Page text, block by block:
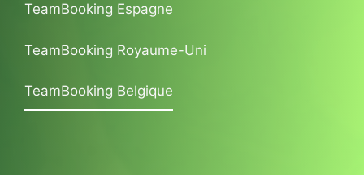
TeamBooking Espagne
TeamBooking Royaume-Uni
TeamBooking Belgique